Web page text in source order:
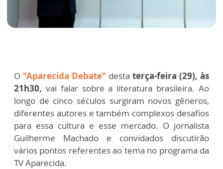
O "Aparecida Debate" desta terça-feira (29), às
21h30, vai falar sobre a literatura brasileira. Ao
longo de cinco séculos surgiram novos gêneros,
diferentes autores e também complexos desafios
para essa cultura e esse mercado. O jornalista
Guilherme Machado e convidados discutirão
vários pontos referentes ao tema no programa da
TV Aparecida.